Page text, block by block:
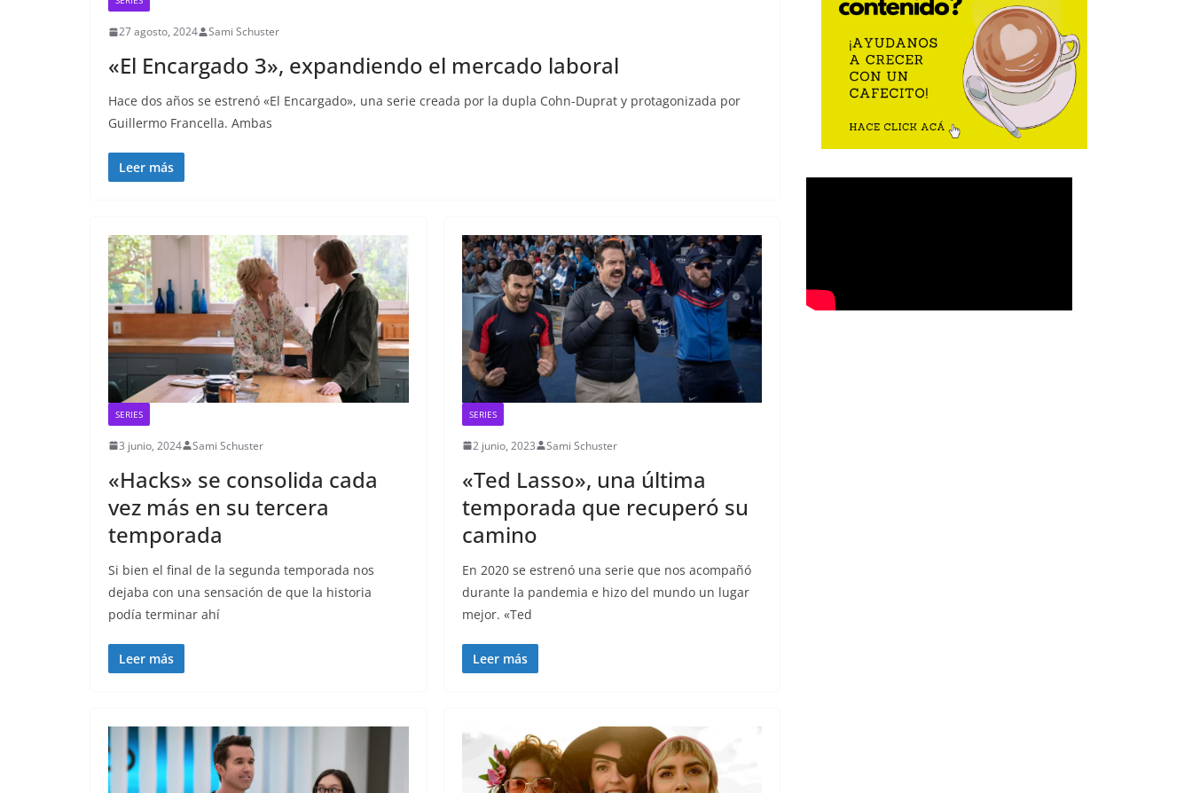
27 agosto, 2024 Sami Schuster
«El Encargado 3», expandiendo el mercado laboral
Hace dos años se estrenó «El Encargado», una serie creada por la dupla Cohn-Duprat y protagonizada por
Guillermo Francella. Ambas
Leer más
SERIES
3 junio, 2024 Sami Schuster
«Hacks» se consolida cada
vez más en su tercera
temporada
Si bien el final de la segunda temporada nos
dejaba con una sensación de que la historia
podía terminar ahí
Leer más
SERIES
2 junio, 2023 Sami Schuster
«Ted Lasso», una última
temporada que recuperó su
camino
En 2020 se estrenó una serie que nos acompañó
durante la pandemia e hizo del mundo un lugar
mejor. «Ted
Leer más